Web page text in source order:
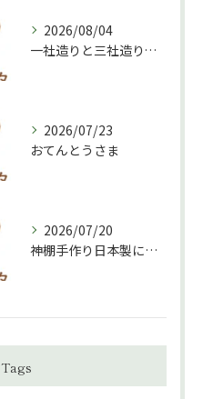
2026/08/04
一社造りと三社造り、どちらを選ぶべき？
2026/07/23
おてんとうさま
2026/07/20
神棚手作り日本製について
Tags